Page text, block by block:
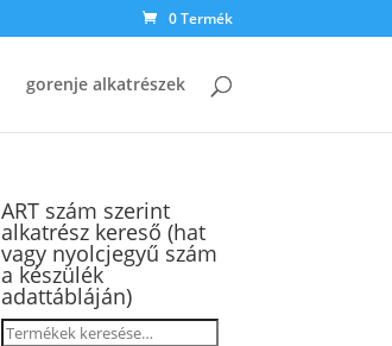
0 Termék
gorenje alkatrészek
ART szám szerint
alkatrész kereső (hat
vagy nyolcjegyű szám
a készülék
adattábláján)
Keresés